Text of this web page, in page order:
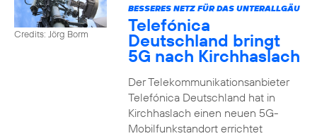
Credits: Jörg Borm
BESSERES NETZ FÜR DAS UNTERALLGÄU
Telefónica
Deutschland bringt
5G nach Kirchhaslach
Der Telekommunikationsanbieter
Telefónica Deutschland hat in
Kirchhaslach einen neuen 5G-
Mobilfunkstandort errichtet